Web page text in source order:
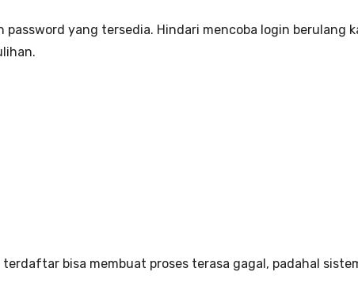
yang tersedia. Hindari mencoba login berulang
bisa membuat proses terasa gagal, padahal